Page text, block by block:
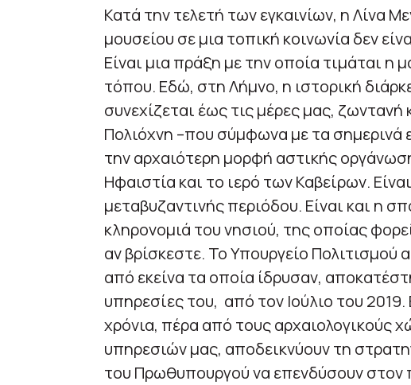
Κατά την τελετή των εγκαινίων, η Λίνα
μουσείου σε μια τοπική κοινωνία δεν
Είναι μια πράξη με την οποία τιμάται η
τόπου. Εδώ, στη Λήμνο, η ιστορική
συνεχίζεται έως τις μέρες μας, ζωντανή
Πολιόχνη –που σύμφωνα με τα σημερινά
την αρχαιότερη μορφή αστικής
Ηφαιστία και το ιερό των Καβείρων.
μεταβυζαντινής περιόδου. Είναι και η
κληρονομιά του νησιού, της οποίας
αν βρίσκεστε. Το Υπουργείο
από εκείνα τα οποία ίδρυσαν,
υπηρεσίες του, από τον Ιούλιο του 2019.
χρόνια, πέρα από τους αρχαιολογικούς
υπηρεσιών μας, αποδεικνύουν τη
του Πρωθυπουργού να επενδύσουν στον